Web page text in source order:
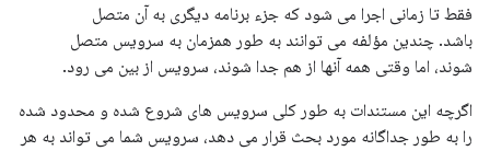
فقط تا زمانی اجرا می شود که جزء برنامه دیگری به آن متصل
باشد. چندین مؤلفه می توانند به طور همزمان به سرویس متصل
شوند، اما وقتی همه آنها از هم جدا شوند، سرویس از بین می رود.
اگرچه این مستندات به طور کلی سرویس های شروع شده و محدود شده
را به طور جداگانه مورد بحث قرار می دهد، سرویس شما می تواند به هر